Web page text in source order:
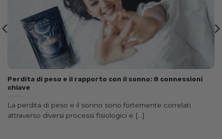
Perdita di peso e il rapporto con il sonno: 8 connessioni
chiave
La perdita di peso e il sonno sono fortemente correlati
attraverso diversi processi fisiologici e [...]